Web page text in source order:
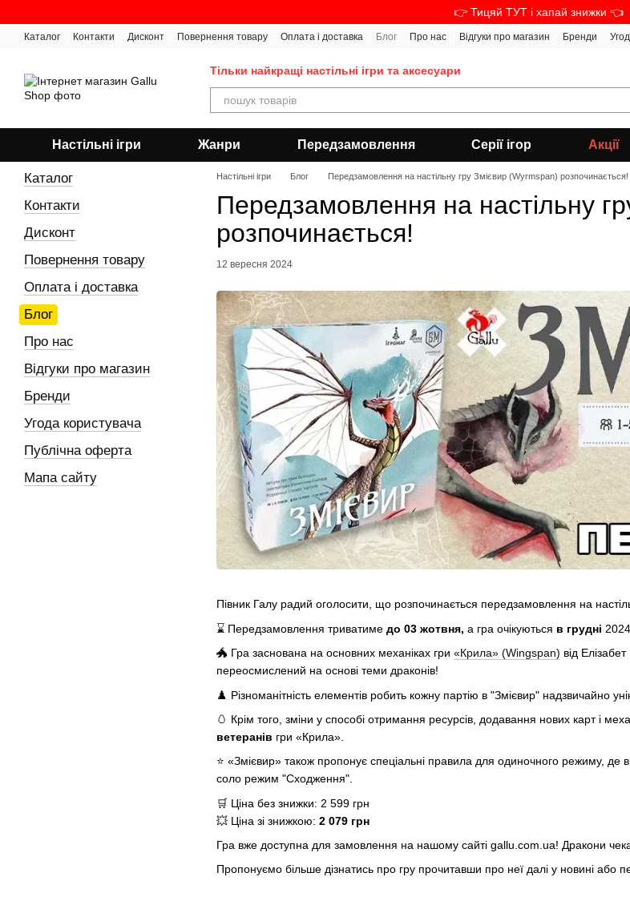
👉 Тицяй ТУТ і хапай знижки 👈
Каталог Контакти Дисконт Повернення товару Оплата і доставка Блог Про нас Відгуки про магазин Бренди
Тільки найкращі настільні ігри та аксесуари
Настільні ігри Жанри Передзамовлення Серії ігор Акції
Настільні ігри Блог Передзамовлення на настільну гру Змієвир (Wyrmspan) розпочинається!
Передзамовлення на настільну
розпочинається!
12 вересня 2024
Півник Галу радий оголосити, що розпочинається передзамовлення на
⌛ Передзамовлення триватиме до 03 жотвня, а гра очікуються в грудні
🐲 Гра заснована на основних механіках гри «Крила» (Wingspan) від
переосмислений на основі теми драконів!
♟️ Різноманітність елементів робить кожну партію в "Змієвир" надзвичайно
🥚 Крім того, зміни у способі отримання ресурсів, додавання нових карт і
ветеранів гри «Крила».
⭐ «Змієвир» також пропонує спеціальні правила для одиночного режиму,
соло режим "Сходження".
🛒 Ціна без знижки: 2 599 грн
💥 Ціна зі знижкою: 2 079 грн
Гра вже доступна для замовлення на нашому сайті gallu.com.ua! Дракони
Пропонуємо більше дізнатись про гру прочитавши про неї далі у новині
Каталог
Контакти
Дисконт
Повернення товару
Оплата і доставка
Блог
Про нас
Відгуки про магазин
Бренди
Угода користувача
Публічна оферта
Мапа сайту